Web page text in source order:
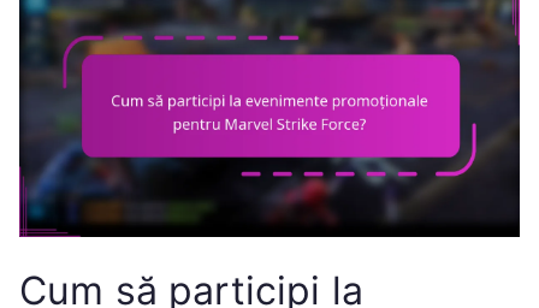
Cum să participi la